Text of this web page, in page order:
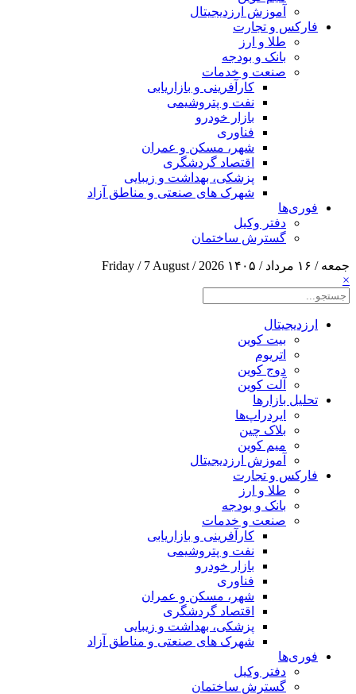
آموزش ارزدیجیتال
فارکس و تجارت
طلا و ارز
بانک و بودجه
صنعت و خدمات
کارآفرینی و بازاریابی
نفت و پتروشیمی
بازار خودرو
فناوری
شهر، مسکن و عمران
اقتصاد گردشگری
پزشکی، بهداشت و زیبایی
شهرک های صنعتی و مناطق آزاد
فوری‌ها
دفتر وکیل
گسترش ساختمان
جمعه / ۱۶ مرداد / ۱۴۰۵
Friday / 7 August / 2026
×
ارزدیجیتال
بیت کوین
اتریوم
دوج کوین
آلت کوین
تحلیل بازارها
ایردراپ‌ها
بلاک چین
میم کوین‌
آموزش ارزدیجیتال
فارکس و تجارت
طلا و ارز
بانک و بودجه
صنعت و خدمات
کارآفرینی و بازاریابی
نفت و پتروشیمی
بازار خودرو
فناوری
شهر، مسکن و عمران
اقتصاد گردشگری
پزشکی، بهداشت و زیبایی
شهرک های صنعتی و مناطق آزاد
فوری‌ها
دفتر وکیل
گسترش ساختمان